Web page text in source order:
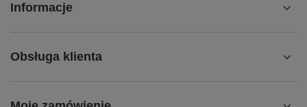
Informacje
Obsługa klienta